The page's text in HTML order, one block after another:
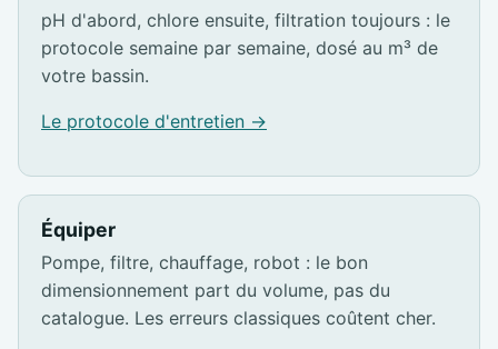
pH d'abord, chlore ensuite, filtration toujours : le
protocole semaine par semaine, dosé au m³ de
votre bassin.
Le protocole d'entretien →
Équiper
Pompe, filtre, chauffage, robot : le bon
dimensionnement part du volume, pas du
catalogue. Les erreurs classiques coûtent cher.